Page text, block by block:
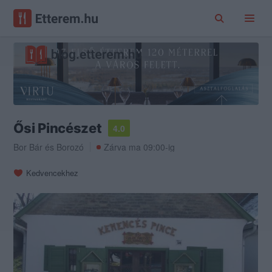
Ősi Pincészet
4.0
Bor Bár és Borozó Zárva ma 09:00-ig
Kedvencekhez